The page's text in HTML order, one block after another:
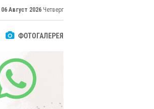
06 Август 2026 Четверг
ФОТОГАЛЕРЕЯ